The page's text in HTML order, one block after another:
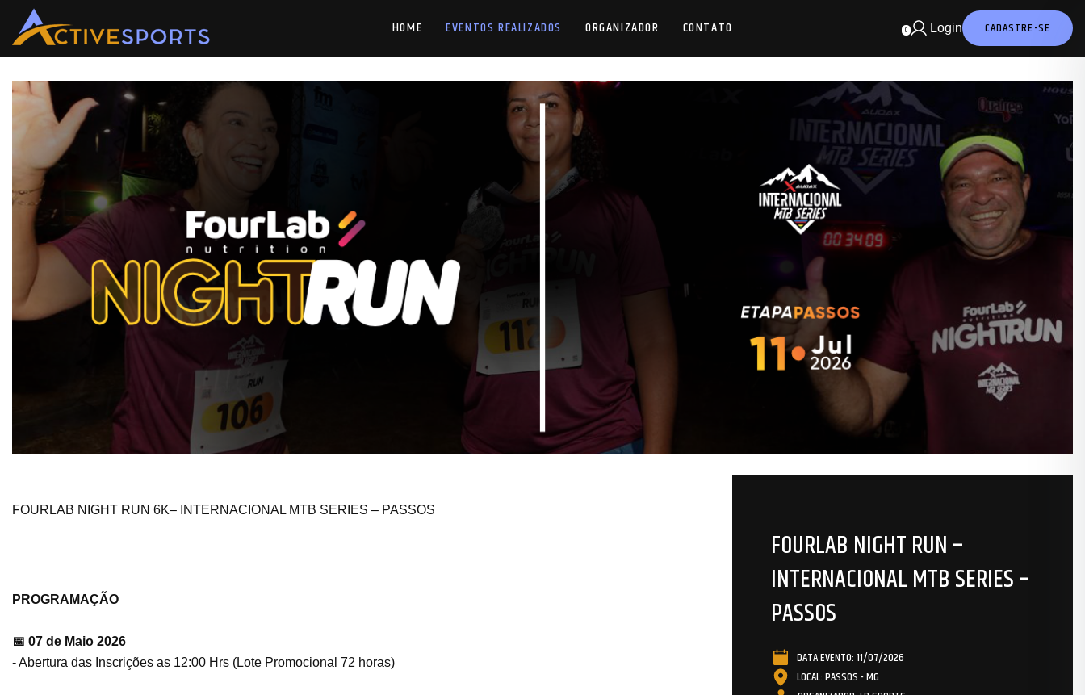
HOME EVENTOS REALIZADOS ORGANIZADOR CONTATO 0 Login CADASTRE-SE
FOURLAB NIGHT RUN 6K– INTERNACIONAL MTB SERIES – PASSOS
PROGRAMAÇÃO
📅 07 de Maio 2026
- Abertura das Inscrições as 12:00 Hrs (Lote Promocional 72 horas)
FOURLAB NIGHT RUN –
INTERNACIONAL MTB SERIES –
PASSOS
DATA EVENTO: 11/07/2026
LOCAL: PASSOS - MG